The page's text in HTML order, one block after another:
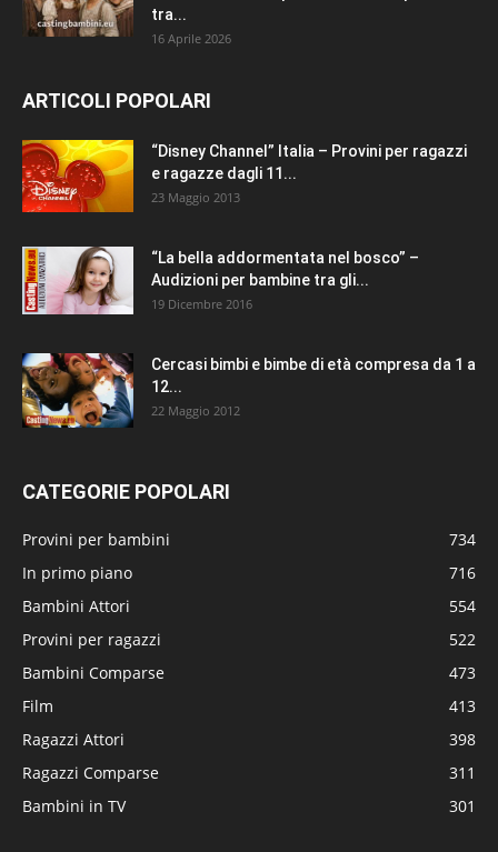
tra...
16 Aprile 2026
ARTICOLI POPOLARI
“Disney Channel” Italia – Provini per ragazzi
e ragazze dagli 11...
23 Maggio 2013
“La bella addormentata nel bosco” –
Audizioni per bambine tra gli...
19 Dicembre 2016
Cercasi bimbi e bimbe di età compresa da 1 a
12...
22 Maggio 2012
CATEGORIE POPOLARI
Provini per bambini
734
In primo piano
716
Bambini Attori
554
Provini per ragazzi
522
Bambini Comparse
473
Film
413
Ragazzi Attori
398
Ragazzi Comparse
311
Bambini in TV
301